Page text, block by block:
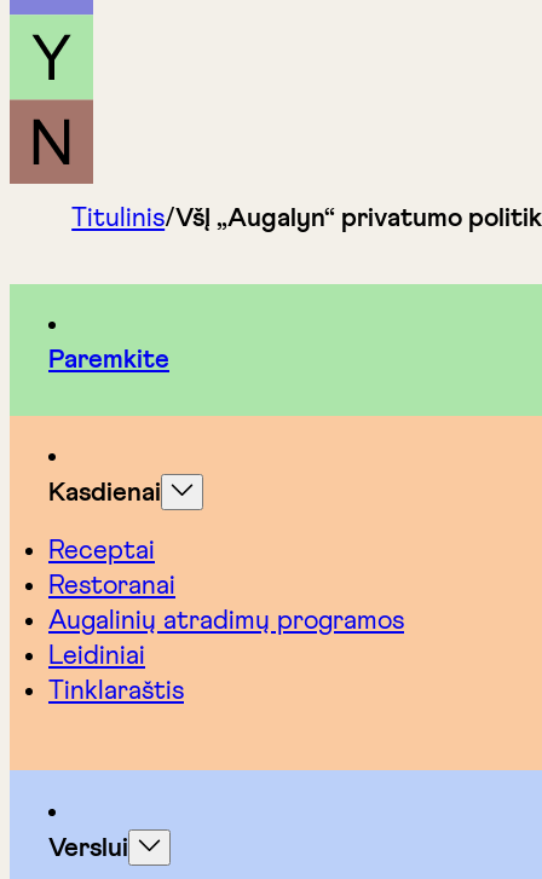
Titulinis/VšĮ „Augalyn“ privatumo
Paremkite
Kasdienai
Receptai
Restoranai
Augalinių atradimų programos
Leidiniai
Tinklaraštis
Verslui